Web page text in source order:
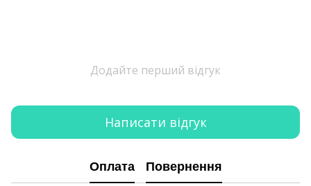
Додайте перший відгук
Написати відгук
Оплата Повернення